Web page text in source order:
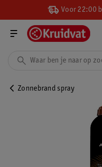
Voor 22:00
Zonnebrand spray